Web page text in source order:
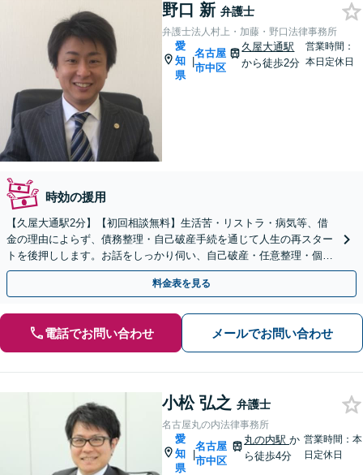
野口 新 弁護士
弁護士法人村上・加藤・野口法律事務所
愛
知
県
|
名古屋
市中区
久屋大通駅
から徒歩2分
営業時間：
本日定休日
時効の援用
【久屋大通駅2分】【初回相談無料】生活苦・リストラ・病気等、借
金の理由によらず、債務整理・自己破産手続を通じて人生の再スター
トを後押しします。お話をしっかり伺い、自己破産・任意整理・個人
再生等、最良と思われる方針をお示ししてサポート致します
料金表を見る
電話でお問い合わせ メールでお問い合わせ
小松 弘之 弁護士
名古屋丸の内法律事務所
愛
知
県
|
名古屋
市中区
丸の内駅か
ら徒歩4分
営業時間：本
日定休日